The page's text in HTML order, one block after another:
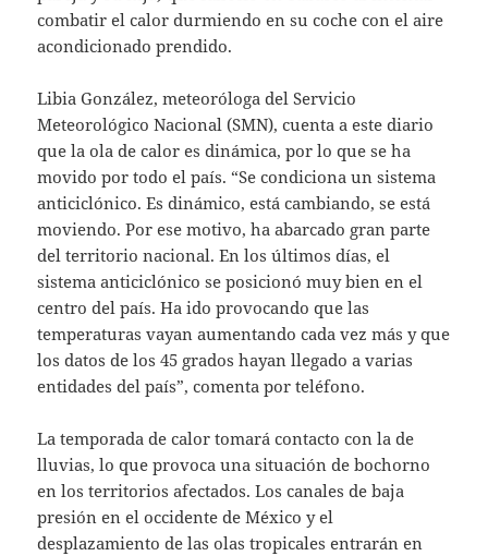
combatir el calor durmiendo en su coche con el aire
acondicionado prendido.
Libia González, meteoróloga del Servicio
Meteorológico Nacional (SMN), cuenta a este diario
que la ola de calor es dinámica, por lo que se ha
movido por todo el país. “Se condiciona un sistema
anticiclónico. Es dinámico, está cambiando, se está
moviendo. Por ese motivo, ha abarcado gran parte
del territorio nacional. En los últimos días, el
sistema anticiclónico se posicionó muy bien en el
centro del país. Ha ido provocando que las
temperaturas vayan aumentando cada vez más y que
los datos de los 45 grados hayan llegado a varias
entidades del país”, comenta por teléfono.
La temporada de calor tomará contacto con la de
lluvias, lo que provoca una situación de bochorno
en los territorios afectados. Los canales de baja
presión en el occidente de México y el
desplazamiento de las olas tropicales entrarán en